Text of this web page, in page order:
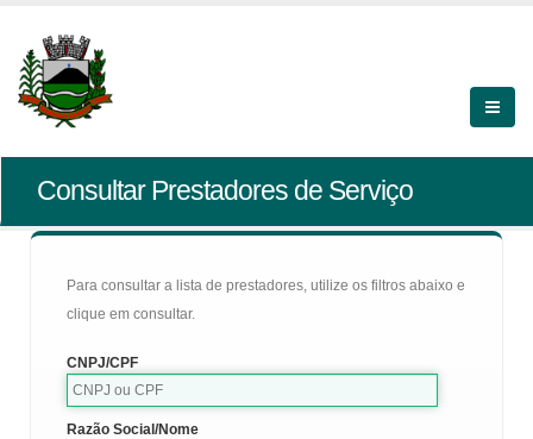
Consultar Prestadores de Serviço
Para consultar a lista de prestadores, utilize os filtros abaixo e
clique em consultar.
CNPJ/CPF
Razão Social/Nome